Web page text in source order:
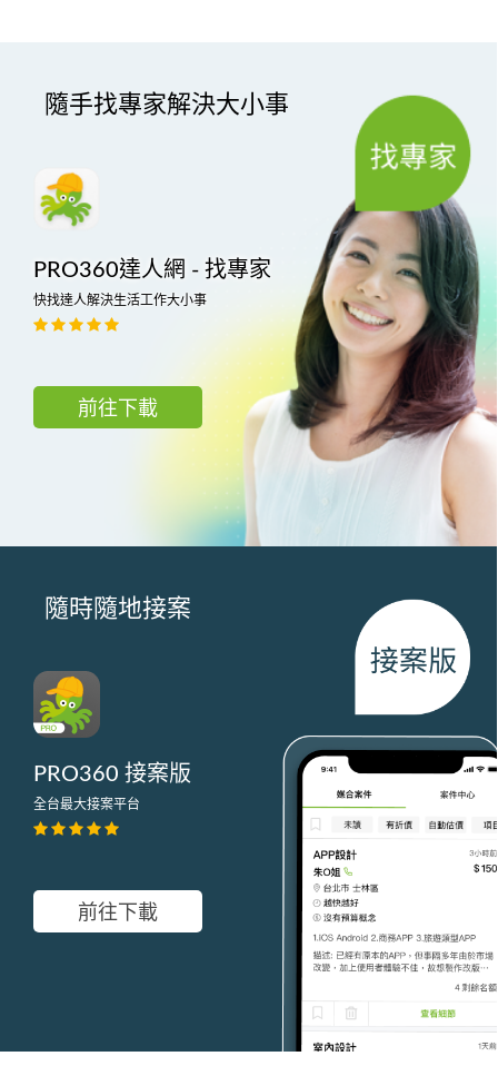
隨手找專家解決大小事
PRO360達人網 - 找專家
快找達人解決生活工作大小事
前往下載
隨時隨地接案
PRO360 接案版
全台最大接案平台
前往下載